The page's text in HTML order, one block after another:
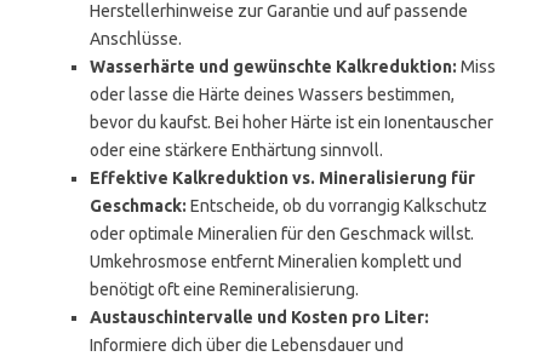
Herstellerhinweise zur Garantie und auf passende
Anschlüsse.
Wasserhärte und gewünschte Kalkreduktion: Miss
oder lasse die Härte deines Wassers bestimmen,
bevor du kaufst. Bei hoher Härte ist ein Ionentauscher
oder eine stärkere Enthärtung sinnvoll.
Effektive Kalkreduktion vs. Mineralisierung für
Geschmack: Entscheide, ob du vorrangig Kalkschutz
oder optimale Mineralien für den Geschmack willst.
Umkehrosmose entfernt Mineralien komplett und
benötigt oft eine Remineralisierung.
Austauschintervalle und Kosten pro Liter:
Informiere dich über die Lebensdauer und